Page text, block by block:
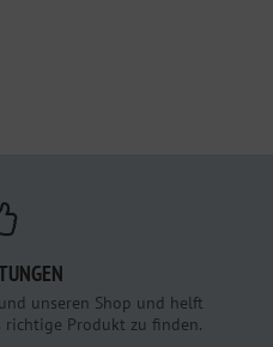
unseren Shop und helft
richtige Produkt zu finden.